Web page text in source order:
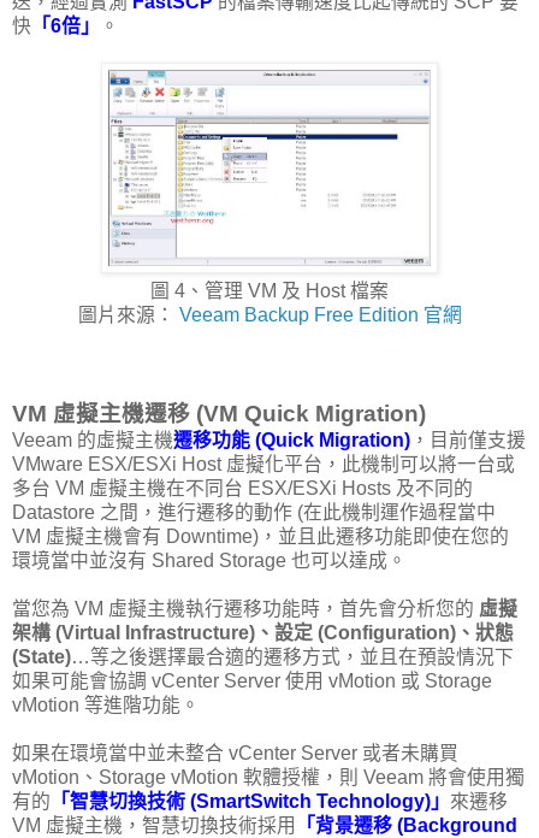
快 「6倍」 。
圖 4、管理 VM 及 Host 檔案
圖片來源： Veeam Backup Free Edition 官網
VM 虛擬主機遷移 (VM Quick Migration)
Veeam 的虛擬主機遷移功能 (Quick Migration) ，目前僅支援
VMware ESX/ESXi Host 虛擬化平台，此機制可以將一台或
多台 VM 虛擬主機在不同台 ESX/ESXi Hosts 及不同的
Datastore 之間，進行遷移的動作 (在此機制運作過程當中
VM 虛擬主機會有 Downtime)，並且此遷移功能即使在您的
環境當中並沒有 Shared Storage 也可以達成。
當您為 VM 虛擬主機執行遷移功能時，首先會分析您的 虛擬
架構 (Virtual Infrastructure)、設定 (Configuration)、狀態
(State)…等之後選擇最合適的遷移方式，並且在預設情況下
如果可能會協調 vCenter Server 使用 vMotion 或 Storage
vMotion 等進階功能。
如果在環境當中並未整合 vCenter Server 或者未購買
vMotion、Storage vMotion 軟體授權，則 Veeam 將會使用獨
有的 「智慧切換技術 (SmartSwitch Technology)」 來遷移
VM 虛擬主機，智慧切換技術採用
「背景遷移 (Background